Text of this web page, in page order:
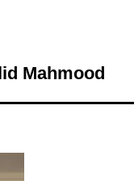
Mahmood